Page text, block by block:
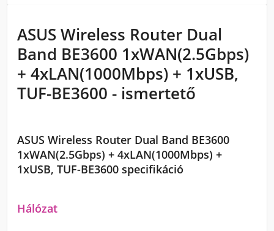
ASUS Wireless Router Dual
Band BE3600 1xWAN(2.5Gbps)
+ 4xLAN(1000Mbps) + 1xUSB,
TUF-BE3600 - ismertető
ASUS Wireless Router Dual Band BE3600
1xWAN(2.5Gbps) + 4xLAN(1000Mbps) +
1xUSB, TUF-BE3600 specifikáció
Hálózat